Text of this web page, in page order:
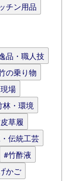
チン用品
品・職人技
の乗り物
場
林・環境
草履
伝統工芸
#竹酢液
かご